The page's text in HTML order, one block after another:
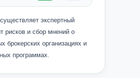
экспертный
рисков и сбор мнений о
брокерских организациях и
программах.